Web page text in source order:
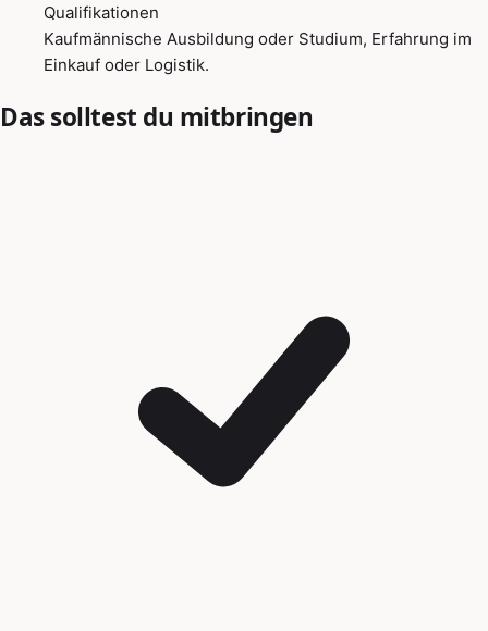
Qualifikationen
Kaufmännische Ausbildung oder Studium, Erfahrung im
Einkauf oder Logistik.
Das solltest du mitbringen